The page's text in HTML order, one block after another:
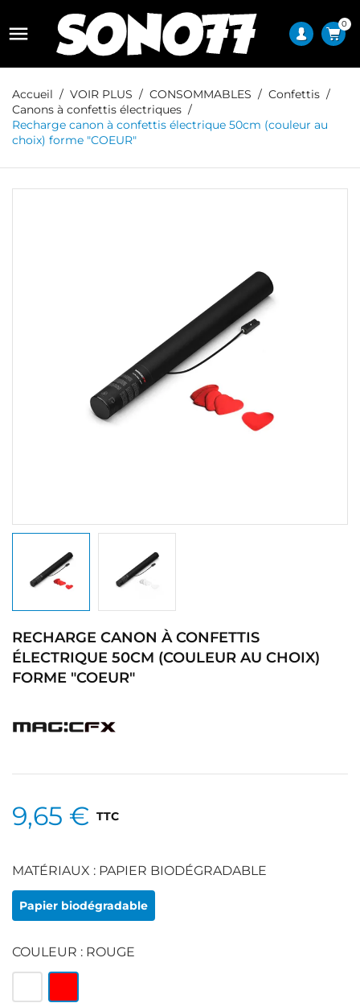
 0
Accueil VOIR PLUS CONSOMMABLES
Confettis
Canons à confettis électriques
Recharge canon à confettis électrique 50cm (couleur au
choix) forme "COEUR"
RECHARGE CANON À CONFETTIS
ÉLECTRIQUE 50CM (COULEUR AU CHOIX)
FORME "COEUR"
9,65 € TTC
MATÉRIAUX : PAPIER BIODÉGRADABLE
Papier biodégradable
COULEUR : ROUGE
Rouge